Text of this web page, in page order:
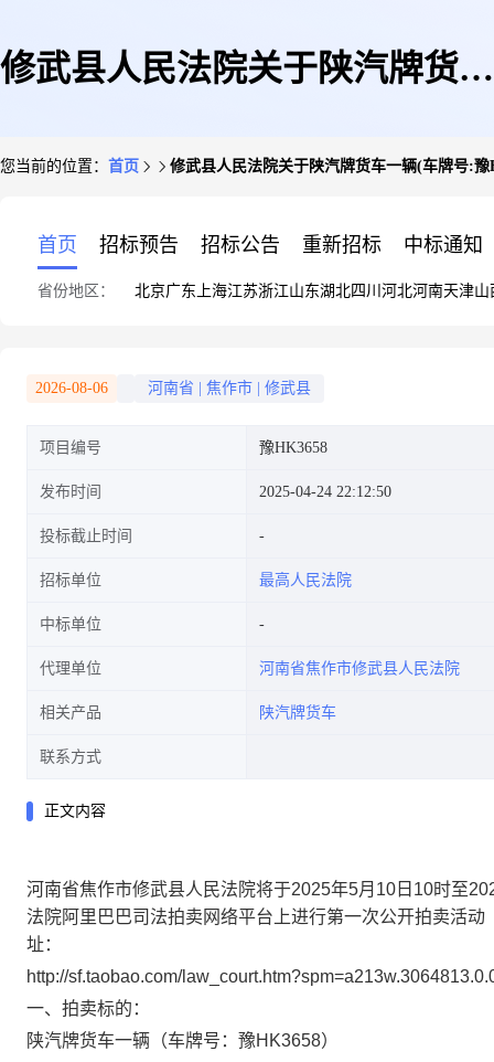
修武县人民法院关于陕汽牌货车
您当前的位置： 首页 修武县人民法院关于陕汽牌货车一辆(车牌号:
首页 招标预告 招标公告 重新招标 中标通知
省份地区： 北京广东 上海江苏浙江山东湖北四川 河北河南天津山
2026-08-06 河南省 焦作市 修武县
项目编号 豫HK3658
发布时间 2025-04-24 22:12:50
投标截止时间
招标单位 最高人民法院
中标单位
代理单位 河南省焦作市修武县人民法院
相关产品 陕汽牌货车
联系方式
正文内容
河南省焦作市修武县人民法院将于2025年5月10日 10时至
法院阿里巴巴司法拍卖网络平台上进行第一次公开拍卖活
址：
http://sf.taobao.com/
一、 拍卖标的 ：
陕汽牌货车一辆（车牌号：豫HK3658）